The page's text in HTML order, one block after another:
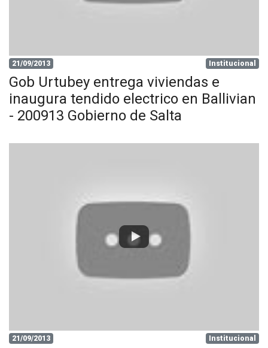
21/09/2013 Institucional
Gob Urtubey entrega viviendas e
inaugura tendido electrico en Ballivian
- 200913 Gobierno de Salta
21/09/2013 Institucional